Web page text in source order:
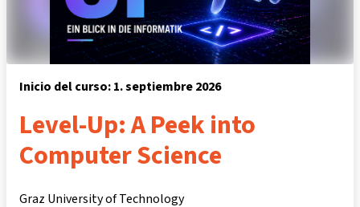
Inicio del curso: 1. septiembre 2026
Level-Up: A Peek into
Computer Science
Graz University of Technology